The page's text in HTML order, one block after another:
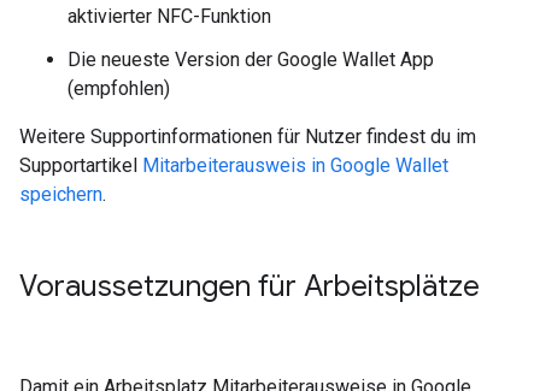
aktivierter NFC-Funktion
Die neueste Version der Google Wallet App
(empfohlen)
Weitere Supportinformationen für Nutzer findest du im
Supportartikel Mitarbeiterausweis in Google Wallet
speichern.
Voraussetzungen für Arbeitsplätze